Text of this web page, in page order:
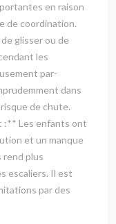
en raison
de coordination.
glisser ou de
les
par-
dans
de chute.
:** Les enfants ont
et un manque
rend plus
escaliers. Il est
par des